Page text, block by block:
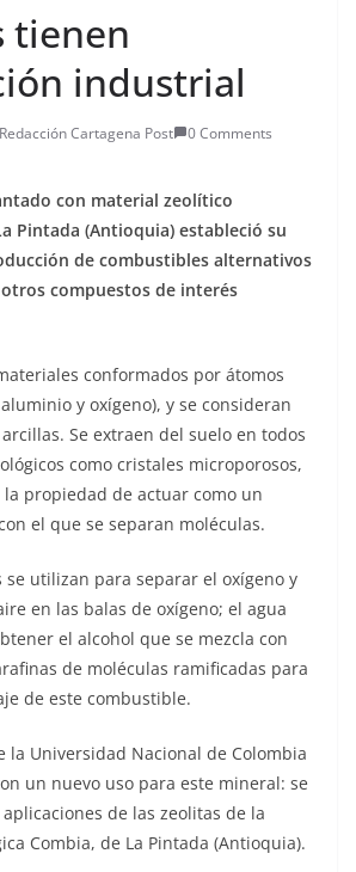
tienen
industrial
Redacción Cartagena Post
0 Comments
con material zeolítico
Pintada (Antioquia) estableció su
de combustibles alternativos
compuestos de interés
conformados por átomos
y oxígeno), y se consideran
Se extraen del suelo en todos
como cristales microporosos,
propiedad de actuar como un
el que se separan moléculas.
se utilizan para separar el oxígeno y
en las balas de oxígeno; el agua
el alcohol que se mezcla con
de moléculas ramificadas para
de este combustible.
la Universidad Nacional de Colombia
un nuevo uso para este mineral: se
de las zeolitas de la
Combia, de La Pintada (Antioquia).